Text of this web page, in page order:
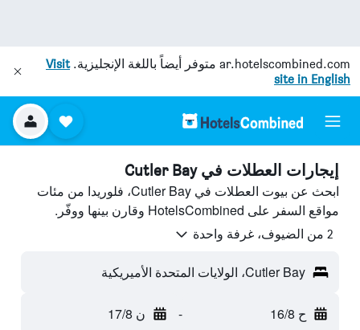
ar.hotelscombined.com متوفر أيضاً باللغة الإنجليزية.Visit
site in English
إيجارات العطلات في Cutler Bay
ابحث عن بيوت العطلات في Cutler Bay، فلوريدا من مئات
مواقع السفر على HotelsCombined وقارن بينها ووفّر.
2 من الضيوف، غرفة واحدة
Cutler Bay، الولايات المتحدة الأميريكية
ح 16/8 - ن 17/8